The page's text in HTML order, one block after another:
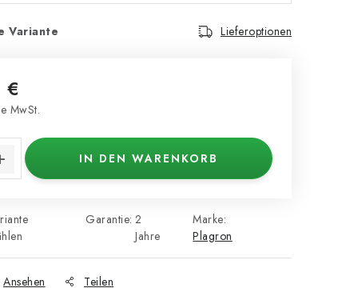
Variante Lieferoptionen
€
MwSt.
IN DEN WARENKORB
Marke:
Plagron
Garantie: 2
Jahre
Ansehen Teilen